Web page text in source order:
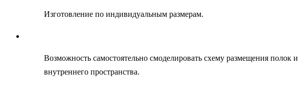
Изготовление по индивидуальным размерам.
Возможность самостоятельно смоделировать схему размещения полок и
внутреннего пространства.